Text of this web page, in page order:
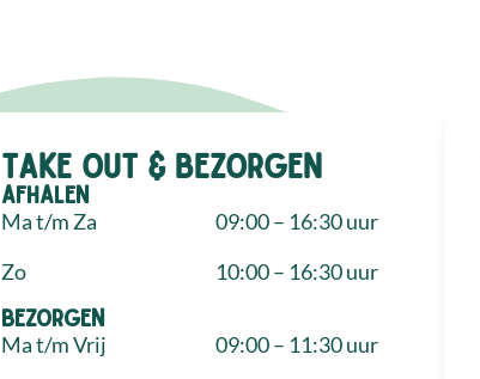
Take out & bezorgen
Afhalen
Ma t/m Za
Zo
09:00 – 16:30 uur
10:00 – 16:30 uur
Bezorgen
Ma t/m Vrij
09:00 – 11:30 uur